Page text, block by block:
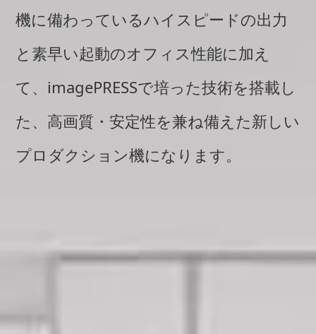
機に備わっているハイスピードの出力
と素早い起動のオフィス性能に加え
て、imagePRESSで培った技術を搭載し
た、高画質・安定性を兼ね備えた新しい
プロダクション機になります。